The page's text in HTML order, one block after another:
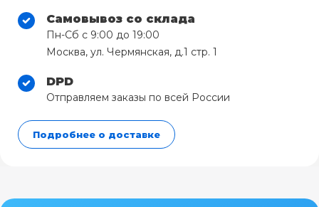
Самовывоз со склада
Пн-Сб с 9:00 до 19:00
Москва, ул. Чермянская, д.1 стр. 1
DPD
Отправляем заказы по всей России
Подробнее о доставке